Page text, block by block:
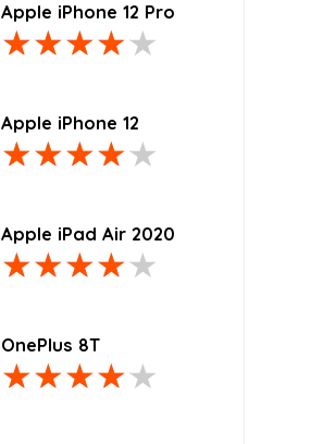
Apple iPhone 12 Pro
Apple iPhone 12
Apple iPad Air 2020
OnePlus 8T